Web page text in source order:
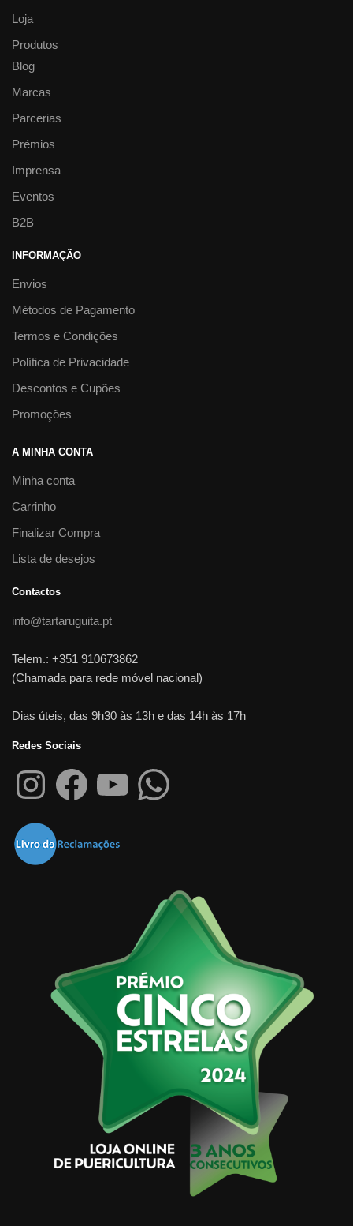
Loja
Produtos
Blog
Marcas
Parcerias
Prémios
Imprensa
Eventos
B2B
INFORMAÇÃO
Envios
Métodos de Pagamento
Termos e Condições
Política de Privacidade
Descontos e Cupões
Promoções
A MINHA CONTA
Minha conta
Carrinho
Finalizar Compra
Lista de desejos
Contactos
info@tartaruguita.pt
Telem.: +351 910673862
(Chamada para rede móvel nacional)
Dias úteis, das 9h30 às 13h e das 14h às 17h
Redes Sociais